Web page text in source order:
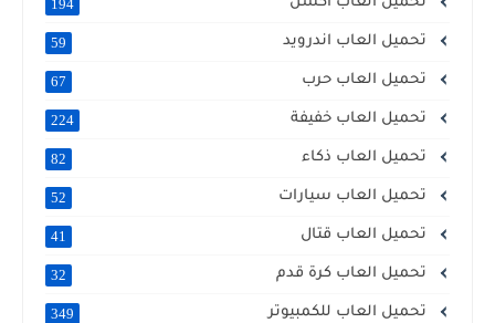
194
تحميل العاب اندرويد 59
تحميل العاب حرب 67
تحميل العاب خفيفة 224
تحميل العاب ذكاء 82
تحميل العاب سيارات 52
تحميل العاب قتال 41
تحميل العاب كرة قدم 32
تحميل العاب للكمبيوتر 349